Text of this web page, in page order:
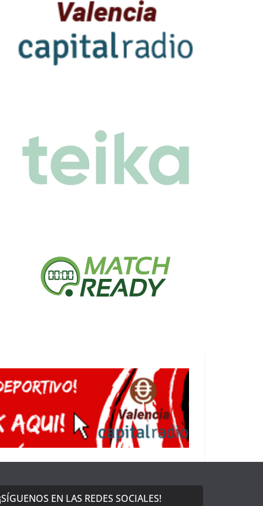
EN LAS REDES SOCIALES!